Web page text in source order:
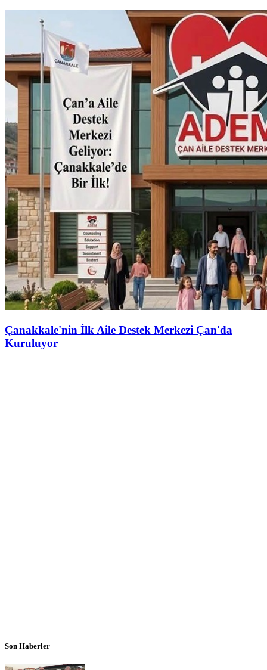
Çanakkale'nin İlk Aile Destek Merkezi Çan'da
Kuruluyor
Son Haberler